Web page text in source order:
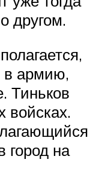
другом.
армию,
Тиньков
войсках.
город на